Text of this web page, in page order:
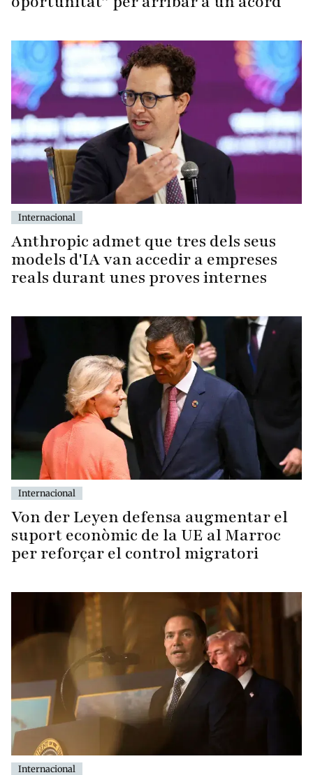
Internacional
Anthropic admet que tres dels seus
models d'IA van accedir a empreses
reals durant unes proves internes
Internacional
Von der Leyen defensa augmentar el
suport econòmic de la UE al Marroc
per reforçar el control migratori
Internacional